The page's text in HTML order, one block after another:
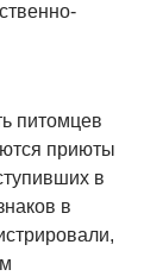
питомцев
приюты
в
в